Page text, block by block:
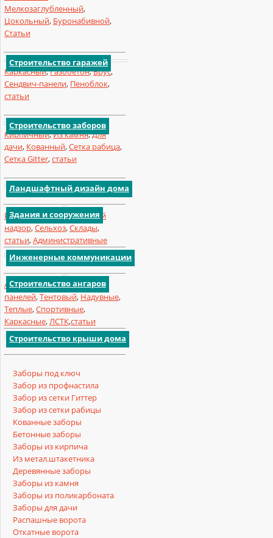
Мелкозаглубленный,
Цокольный, Буронабивной,
Статьи
Строительство гаражей
Каркасный,Газобетон,Брус,
Сендвич-панели, Пеноблок,
статьи
Строительство заборов
Под ключ,Поликарбонат,
Кирпичный,Из камня,Для
дачи, Кованный,Сетка рабица,
Сетка Gitter,статьи
Ландшафтный дизайн дома
Здания и сооружения
Реконструкция,Авторский
надзор,Сельхоз,Склады,
статьи,Административные
Инженерные коммуникации
Строительство ангаров
Арочный,Из сендвич-
панелей,Тентовый, Надувные,
Теплые,Спортивные,
Каркасные,ЛСТК,статьи
Строительство крыши дома
Заборы под ключ
Забор из профнастила
Забор из сетки Гиттер
Забор из сетки рабицы
Кованные заборы
Бетонные заборы
Заборы из кирпича
Из метал.штакетника
Деревянные заборы
Заборы из камня
Заборы из поликарбоната
Заборы для дачи
Распашные ворота
Откатные ворота